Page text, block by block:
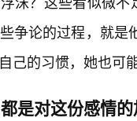
争论的过程，就
己的习惯，她也可
是对这份感情